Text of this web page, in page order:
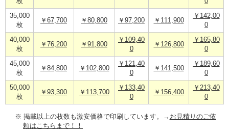
35,000
枚
￥67,700 ￥80,800 ￥97,200 ￥111,900
￥142,00
0
40,000
枚
￥76,200 ￥91,800
￥109,40
0
￥126,800
￥165,80
0
45,000
枚
￥84,800 ￥102,800
￥121,40
0
￥141,500
￥189,60
0
50,000
枚
￥93,300 ￥113,700
￥133,40
0
￥156,400
￥213,40
0
※ 掲載以上の枚数も激安価格で印刷しています。→ お見積りのご依
頼はこちらまで！！